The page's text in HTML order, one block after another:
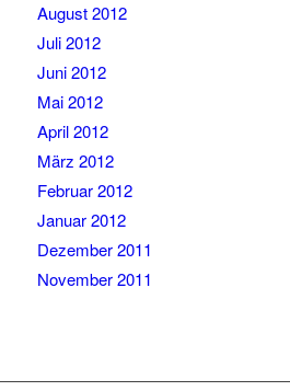
August 2012
Juli 2012
Juni 2012
Mai 2012
April 2012
März 2012
Februar 2012
Januar 2012
Dezember 2011
November 2011